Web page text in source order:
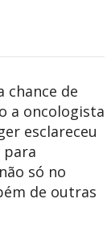
chance de
a oncologista
esclareceu
para
só no
de outras